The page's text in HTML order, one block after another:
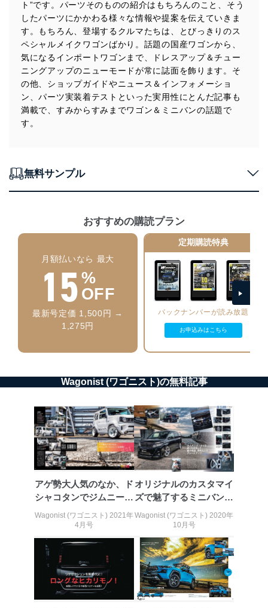
個人データを取り扱うことのできる機器及び当該
機器を取り扱う従業者を明確化し、 個人データへ
の不要なアクセスを防止しています。
アクセス者の識別と認証
機器に標準装備されているユーザー制御機能（ユ
ーザーアカウント制御）により、個人情報データ
ベース等を取り扱う情報システムを使用する従業
者を識別・認証しています。
ソフトウェア等を導入し、自動更新 機能等の活用
により、これを最新状態としています。
送信する場合に、当該ファイルへのパスワードを
設定しています。
個人情報保護マネジメントシステムの継続的改善
当社は、内部監査及びマネジメントレビューの機会を通
じて、個人情報保護マネジメントシステムを継続的に改
善し、常に最良の状態を維持します。
苦情及び相談受付け窓口
貴殿の個人情報及び当社の個人情報保護マネジメントシ
適切、かつ迅速に対応させていただきます。
係
TEL：0570-200-223
FAX：03-5459-7073
e-mail：cs@fujisan.co.jp
改訂：2025年2月20日
株式会社富士山マガジンサービス
代表取締役会長 西野 伸一郎
個人情報の取扱いについて
１．個人情報保護管理者
当社は以下の個人情報保護管理者を設置し、個人情報保
護管理者の責任のもと、個人情報を取得・アクセス・利
用・提供・管理いたします。
ト”です。パーツそのものの紹介はもちろんのこと、そう
したパーツにかかわる様々な情報や提案を伝えていきま
す。もちろん、登場するクルマたちは、とびっきりのス
ペシャルメイクワゴンばかり。話題の国産ワゴンから、
気になるインポートワゴンまで、ドレスアップ＆チュー
ニングアップのニューモードが常に誌面を飾ります。そ
の他、ショップガイドやニュース＆インフォメーショ
ン、パーツ実装着テストといった実用性にとんだ記事も
満載で、すみからすみまでワゴン＆ミニバンの話題で
す。
無料サンプル
おすすめの購読プラン
月額払いなら 最大
15 %
OFF
最新号定価 1,500円 →
1,275円
定期購読特典
バックナンバーが読み放題
お申込みはこちら
Wagonist (ワゴニスト)の無料記事
アゲ勢大人気のなか、ド
シャコタンでジムニーを
料理！
Wagonist (ワゴニスト) 2021年
4月号
オリジナルのカスタマイ
ズで魅了するミニバンユ
ーザー達
Wagonist (ワゴニスト) 2020年
10月号